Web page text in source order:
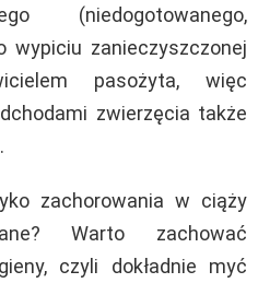
(niedogotowanego,
wypiciu zanieczyszczonej
pasożyta, więc
zwierzęcia także
zachorowania w ciąży
Warto zachować
czyli dokładnie myć